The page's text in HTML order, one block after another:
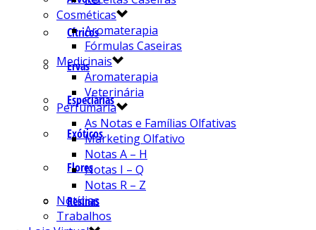
Cítricos
Ervas
Especiarias
Exóticos
Flores
Resinas
Cosméticas
Aromaterapia
Fórmulas Caseiras
Medicinais
Aromaterapia
Veterinária
Perfumaria
As Notas e Famílias Olfativas
Marketing Olfativo
Notas A – H
Notas I – Q
Notas R – Z
Notícias
Trabalhos